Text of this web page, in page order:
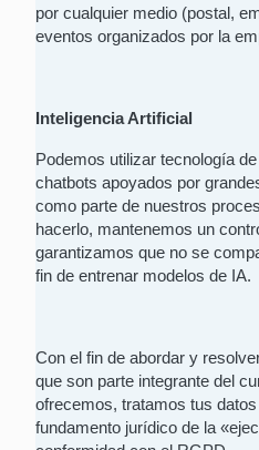
por cualquier medio (postal,
eventos organizados por la
Inteligencia Artificial
Podemos utilizar tecnología
chatbots apoyados por
como parte de nuestros
hacerlo, mantenemos un
garantizamos que no se
fin de entrenar modelos de IA.
Con el fin de abordar y
que son parte integrante del
ofrecemos, tratamos tus datos
fundamento jurídico de la